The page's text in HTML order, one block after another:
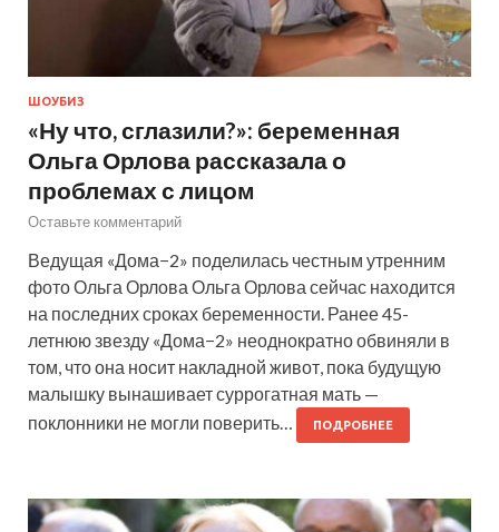
ШОУБИЗ
«Ну что, сглазили?»: беременная
Ольга Орлова рассказала о
проблемах с лицом
Оставьте комментарий
Ведущая «Дома−2» поделилась честным утренним
фото Ольга Орлова Ольга Орлова сейчас находится
на последних сроках беременности. Ранее 45-
летнюю звезду «Дома−2» неоднократно обвиняли в
том, что она носит накладной живот, пока будущую
малышку вынашивает суррогатная мать —
поклонники не могли поверить…
ПОДРОБНЕЕ